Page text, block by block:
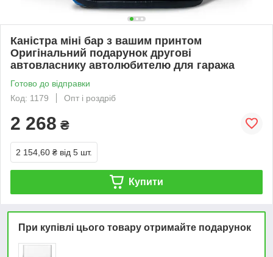
Каністра міні бар з вашим принтом
Оригінальний подарунок другові
автовласнику автолюбителю для гаража
Готово до відправки
Код: 1179
Опт і роздріб
2 268 ₴
2 154,60 ₴ від 5 шт.
Купити
При купівлі цього товару отримайте подарунок